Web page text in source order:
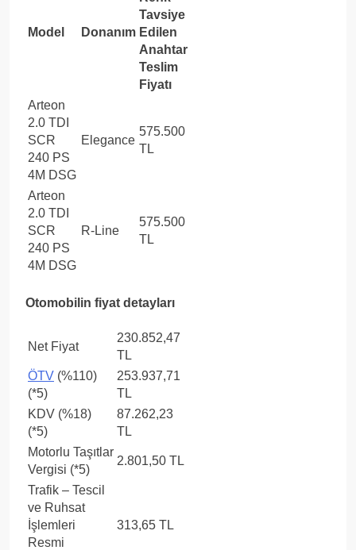
Model Donanım
Tavsiye
Edilen
Anahtar
Teslim
Fiyatı
Arteon
2.0 TDI
SCR
240 PS
4M DSG
Elegance
575.500
TL
Arteon
2.0 TDI
SCR
240 PS
4M DSG
R-Line
575.500
TL
Otomobilin fiyat detayları
Net Fiyat
230.852,47
TL
ÖTV (%110)
(*5)
253.937,71
TL
KDV (%18)
(*5)
87.262,23
TL
Motorlu Taşıtlar
Vergisi (*5)
2.801,50 TL
Trafik – Tescil
ve Ruhsat
İşlemleri
Resmi
313,65 TL